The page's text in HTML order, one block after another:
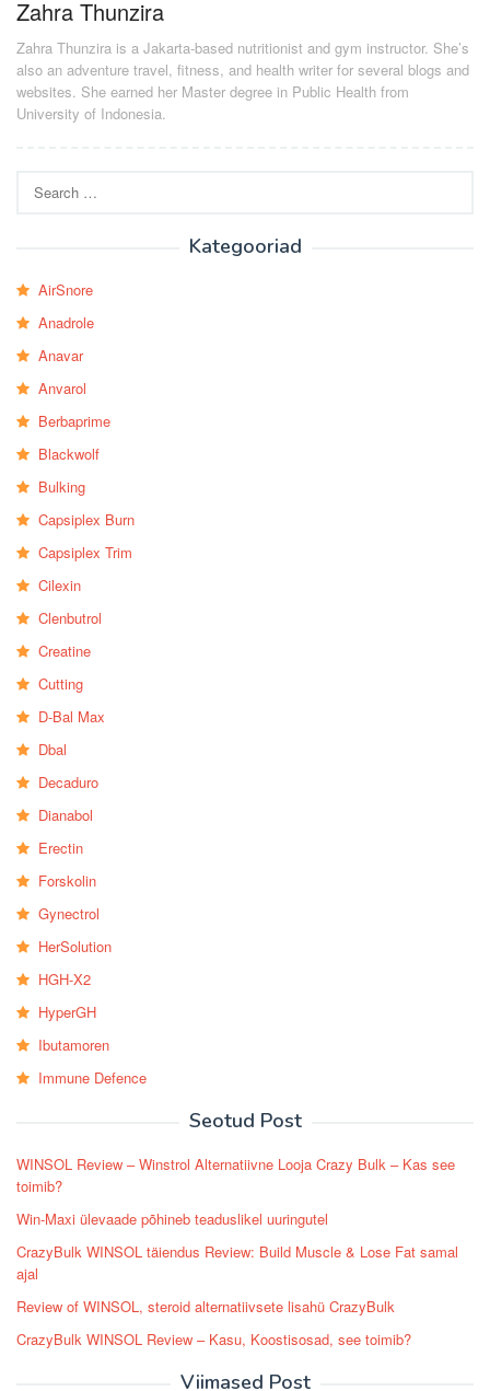
Zahra Thunzira
Zahra Thunzira is a Jakarta-based nutritionist and gym instructor. She’s
also an adventure travel, fitness, and health writer for several blogs and
websites. She earned her Master degree in Public Health from
University of Indonesia.
for:
Kategooriad
AirSnore
Anadrole
Anavar
Anvarol
Berbaprime
Blackwolf
Bulking
Capsiplex Burn
Capsiplex Trim
Cilexin
Clenbutrol
Creatine
Cutting
D-Bal Max
Dbal
Decaduro
Dianabol
Erectin
Forskolin
Gynectrol
HerSolution
HGH-X2
HyperGH
Ibutamoren
Immune Defence
Seotud Post
WINSOL Review – Winstrol Alternatiivne Looja Crazy Bulk – Kas see
toimib?
Win-Maxi ülevaade põhineb teaduslikel uuringutel
CrazyBulk WINSOL täiendus Review: Build Muscle & Lose Fat samal
ajal
Review of WINSOL, steroid alternatiivsete lisahü CrazyBulk
CrazyBulk WINSOL Review – Kasu, Koostisosad, see toimib?
Viimased Post